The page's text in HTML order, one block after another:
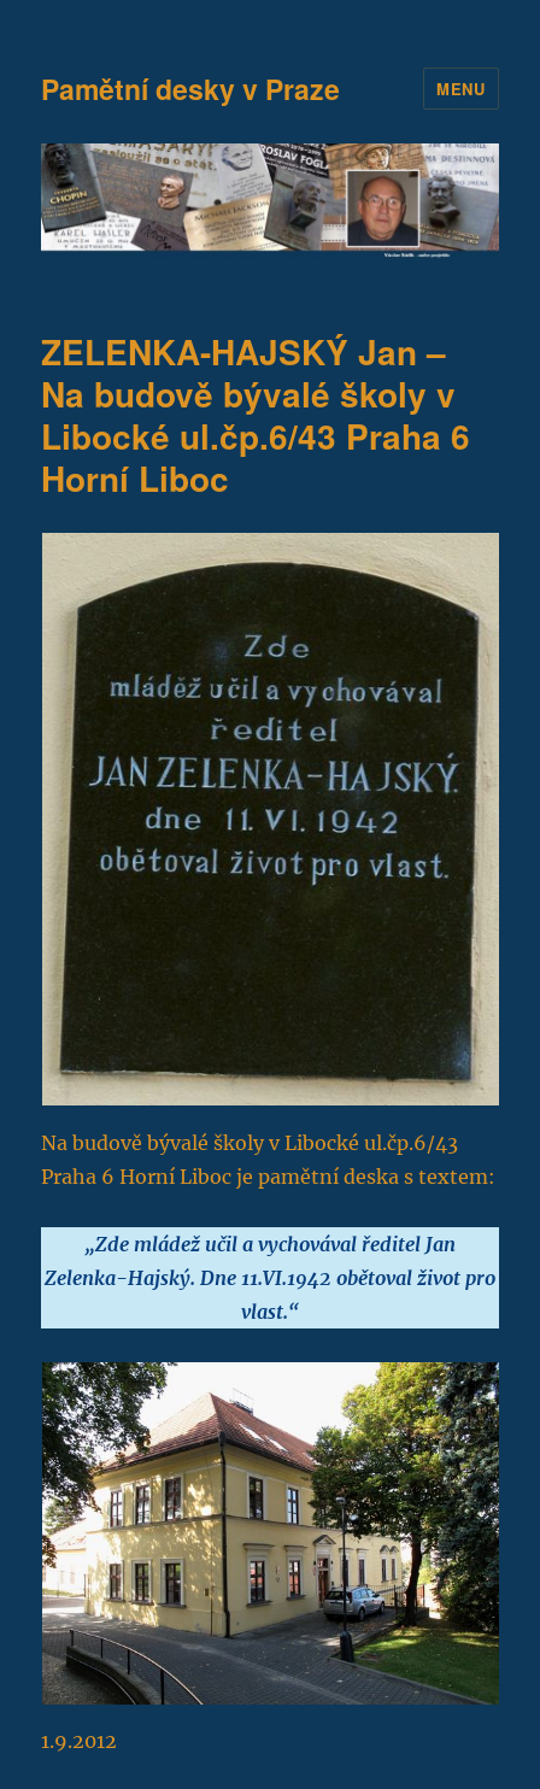
Pamětní desky v Praze MENU
ZELENKA-HAJSKÝ Jan –
Na budově bývalé školy v
Libocké ul.čp.6/43 Praha 6
Horní Liboc
Na budově bývalé školy v Libocké ul.čp.6/43
Praha 6 Horní Liboc je pamětní deska s textem:
„Zde mládež učil a vychovával ředitel Jan
Zelenka-Hajský. Dne 11.VI.1942 obětoval život pro
vlast.“
1.9.2012